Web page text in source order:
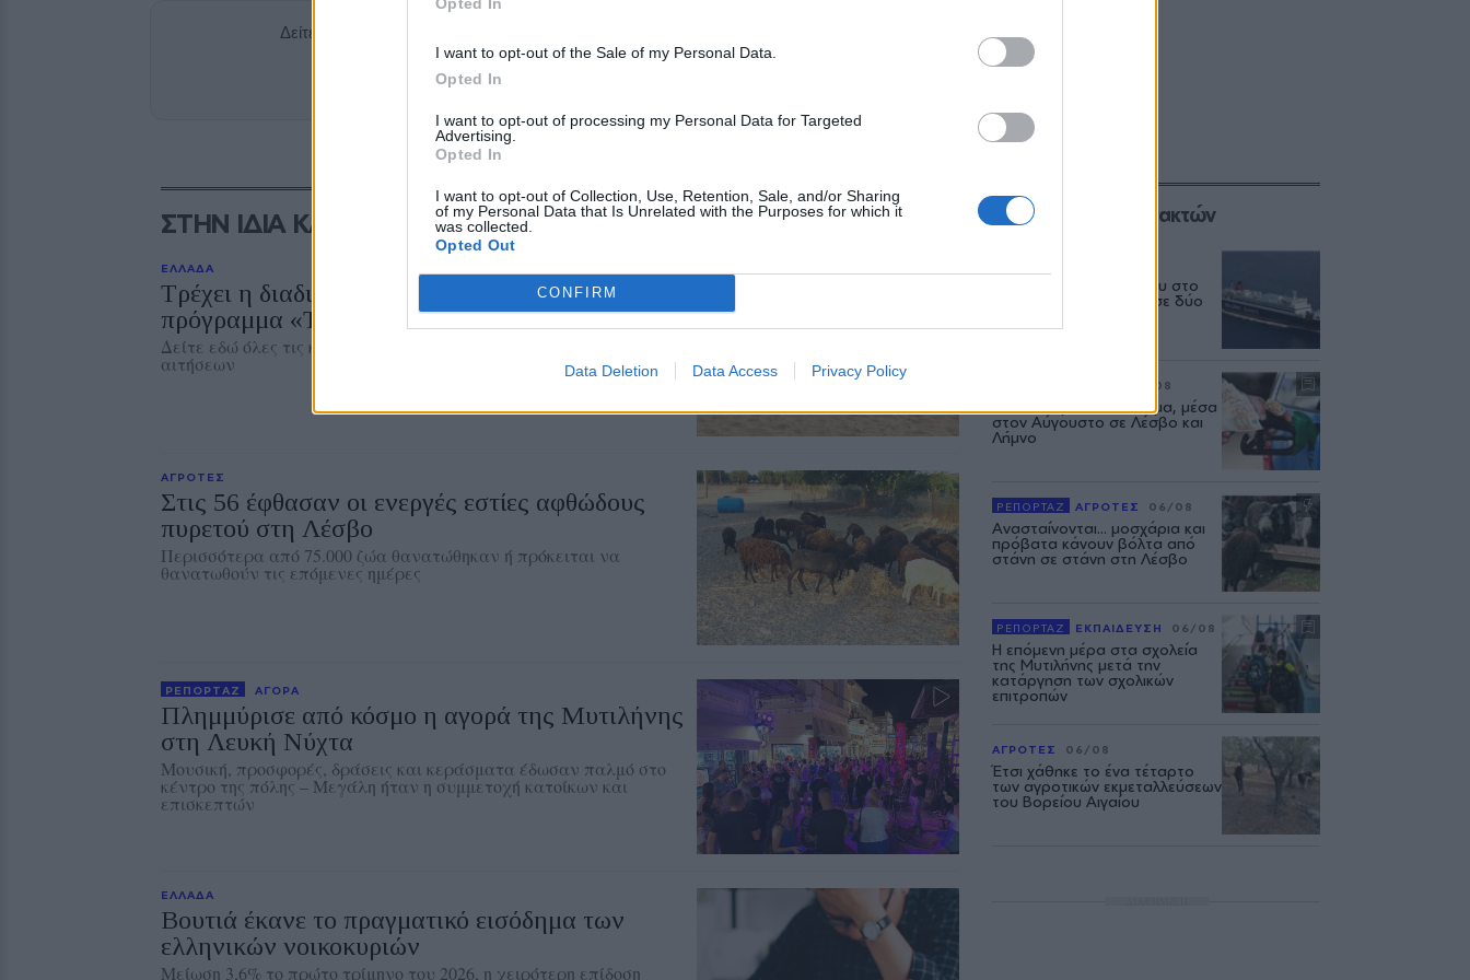
I want to opt-out of the Sale of my Personal Data.
Opted In
I want to opt-out of processing my Personal Data for Targeted
Advertising.
Opted In
I want to opt-out of Collection, Use, Retention, Sale, and/or Sharing
of my Personal Data that Is Unrelated with the Purposes for which it
was collected.
Opted Out
CONFIRM
Data Deletion Data Access Privacy Policy
Δείτε περισσότερα άρθρα μας στα αποτελέσματα αναζήτησης
Add stonisi.gr on Google ↗
ΣΤΗΝ ΙΔΙΑ ΚΑΤΗΓΟΡΙΑ
ΕΛΛΑΔΑ
Τρέχει η διαδικασία των αιτήσεων στο
πρόγραμμα «Τουρισμός για Όλους»
Δείτε εδώ όλες τις κρίσιμες ημερομηνίες για την κατάθεση των
αιτήσεων
ΑΓΡΟΤΕΣ
Στις 56 έφθασαν οι ενεργές εστίες αφθώδους
πυρετού στη Λέσβο
Περισσότερα από 75.000 ζώα θανατώθηκαν ή πρόκειται να
θανατωθούν τις επόμενες ημέρες
ΡΕΠΟΡΤΑΖ ΑΓΟΡΑ
Πλημμύρισε από κόσμο η αγορά της Μυτιλήνης
στη Λευκή Νύχτα
Μουσική, προσφορές, δράσεις και κεράσματα έδωσαν παλμό στο
κέντρο της πόλης – Μεγάλη ήταν η συμμετοχή κατοίκων και
επισκεπτών
ΕΛΛΑΔΑ
Βουτιά έκανε το πραγματικό εισόδημα των
ελληνικών νοικοκυριών
Μείωση 3,6% το πρώτο τρίμηνο του 2026, η χειρότερη επίδοση
Επιλογές των Συντακτών
Δεύτερη εμπλοκή κάβου στο
«Νήσος Ρόδος» μέσα σε δύο
07/08
Φωτιά πήραν τα καυσιμα, μέσα
στον Αύγουστο σε Λέσβο και
Λήμνο
ΡΕΠΟΡΤΑΖ ΑΓΡΟΤΕΣ 06/08
Ανασταίνονται... μοσχάρια και
πρόβατα κάνουν βόλτα από
στάνη σε στάνη στη Λέσβο
ΡΕΠΟΡΤΑΖ ΕΚΠΑΙΔΕΥΣΗ 06/08
Η επόμενη μέρα στα σχολεία
της Μυτιλήνης μετά την
κατάργηση των σχολικών
επιτροπών
ΑΓΡΟΤΕΣ 06/08
Έτσι χάθηκε το ένα τέταρτο
των αγροτικών εκμεταλλεύσεων
του Βορείου Αιγαίου